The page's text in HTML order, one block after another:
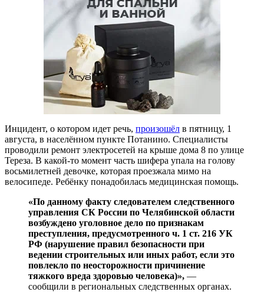
Инцидент, о котором идет речь, произошёл в пятницу, 1
августа, в населённом пункте Потанино. Специалисты
проводили ремонт электросетей на крыше дома 8 по улице
Тереза. В какой-то момент часть шифера упала на голову
восьмилетней девочке, которая проезжала мимо на
велосипеде. Ребёнку понадобилась медицинская помощь.
«По данному факту следователем следственного
управления СК России по Челябинской области
возбуждено уголовное дело по признакам
преступления, предусмотренного ч. 1 ст. 216 УК
РФ (нарушение правил безопасности при
ведении строительных или иных работ, если это
повлекло по неосторожности причинение
тяжкого вреда здоровью человека)», —
сообщили в региональных следственных органах.